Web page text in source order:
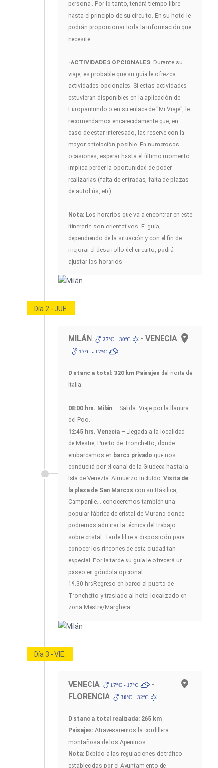
personal. Por lo tanto, tendrá tiempo libre
hasta el principio de su circuito. En su hotel le
podrán proporcionar toda la información que
necesite.
-ACTIVIDADES OPCIONALES: Durante su
viaje, es probable que su guía le ofrezca
actividades opcionales. Si estas actividades
estuvieran disponibles en la aplicación de
Europamundo o en su enlace de "Mi Viaje", le
recomendamos encarecidamente que, en
caso de estar interesado, las reserve con la
mayor antelación posible. En numerosas
ocasiones, esperar hasta el último momento
implica perder la oportunidad de poder
realizarlas (falta de entradas, falta de plazas
de autobús, etc).
Nota: Los horarios que va a encontrar en este
itinerario son orientativos. El guía,
dependiendo de la situación y con el fin de
mejorar el desarrollo del circuito, podrá
ajustar los horarios.
Día 2 - JUE.
MILÁN 27ºC - 30ºC - VENECIA
17ºC - 17ºC
Distancia total: 320 km Paisajes del norte de
Italia.
08:00 hrs. Milán – Salida. Viaje por la llanura
del Poo.
12:45 hrs. Venecia – Llegada a la localidad
de Mestre, Puerto de Tronchetto, donde
embarcamos en barco privado que nos
conducirá por el canal de la Giudeca hasta la
Isla de Venezia. Almuerzo incluido. Visita de
la plaza de San Marcos con su Básilica,
Campanile... conoceremos también una
popular fábrica de cristal de Murano donde
podremos admirar la técnica del trabajo
sobre cristal. Tarde libre a disposición para
conocer los rincones de esta ciudad tan
especial. Por la tarde su guía le ofrecerá un
paseo en góndola opcional.
19.30 hrsRegreso en barco al puerto de
Tronchetto y traslado al hotel localizado en
zona Mestre/Marghera.
Día 3 - VIE.
VENECIA 17ºC - 17ºC
-
FLORENCIA
30ºC - 32ºC
Distancia total realizada: 265 km
Paisajes: Atravesaremos la cordillera
montañosa de los Apeninos.
Nota: Debido a las regulaciones de tráfico
establecidas por el Ayuntamiento de